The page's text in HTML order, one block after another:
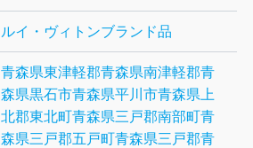
ルイ・ヴィトンブランド品
青森県東津軽郡青森県南津軽郡青
森県黒石市青森県平川市青森県上
北郡東北町青森県三戸郡南部町青
森県三戸郡五戸町青森県三戸郡青